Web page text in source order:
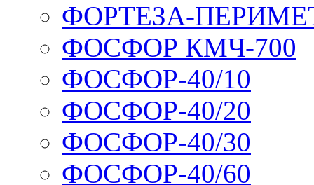
ФОРТЕЗА-
ФОСФОР КМЧ-700
ФОСФОР-40/10
ФОСФОР-40/20
ФОСФОР-40/30
ФОСФОР-40/60